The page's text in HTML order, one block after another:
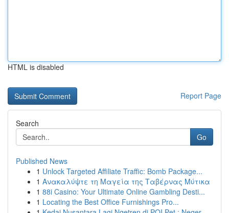
HTML is disabled
Report Page
Search
Go
Published News
1 Unlock Targeted Affiliate Traffic: Bomb Package...
1 Ανακαλύψτε τη Μαγεία της Ταβέρνας Μύτικα
1 88i Casino: Your Ultimate Online Gambling Desti...
1 Locating the Best Office Furnishings Pro...